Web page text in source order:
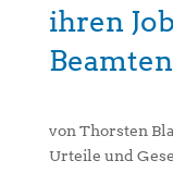
ihren
von Thorsten
Urteile und